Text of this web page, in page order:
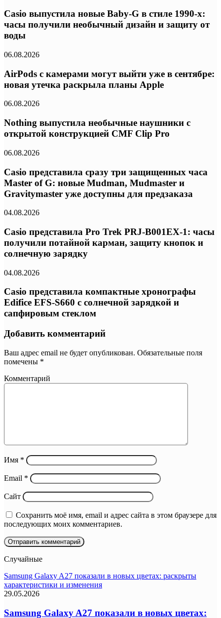
Casio выпустила новые Baby-G в стиле 1990-х:
часы получили необычный дизайн и защиту от
воды
06.08.2026
AirPods с камерами могут выйти уже в сентябре:
новая утечка раскрыла планы Apple
06.08.2026
Nothing выпустила необычные наушники с
открытой конструкцией CMF Clip Pro
06.08.2026
Casio представила сразу три защищенных часа
Master of G: новые Mudman, Mudmaster и
Gravitymaster уже доступны для предзаказа
04.08.2026
Casio представила Pro Trek PRJ-B001EX-1: часы
получили потайной карман, защиту кнопок и
солнечную зарядку
04.08.2026
Casio представила компактные хронографы
Edifice EFS-S660 с солнечной зарядкой и
сапфировым стеклом
Добавить комментарий
Ваш адрес email не будет опубликован. Обязательные поля
помечены *
Комментарий
Имя *
Email *
Сайт
Сохранить моё имя, email и адрес сайта в этом браузере для
последующих моих комментариев.
Случайные
Samsung Galaxy A27 показали в новых цветах: раскрыты
характеристики и изменения
29.05.2026
Samsung Galaxy A27 показали в новых цветах: